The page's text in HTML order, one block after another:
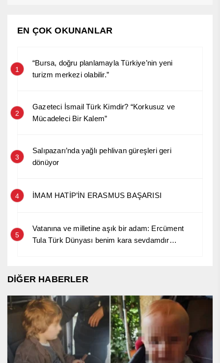
EN ÇOK OKUNANLAR
1
“Bursa, doğru planlamayla Türkiye’nin yeni
turizm merkezi olabilir.”
2
Gazeteci İsmail Türk Kimdir? “Korkusuz ve
Mücadeleci Bir Kalem”
3
Salıpazarı’nda yağlı pehlivan güreşleri geri
dönüyor
4 İMAM HATİP’İN ERASMUS BAŞARISI
5
Vatanına ve milletine aşık bir adam: Ercüment
Tula Türk Dünyası benim kara sevdamdır…
DİĞER HABERLER